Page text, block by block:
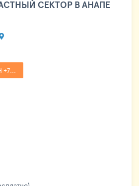
СЕКТОР В АНАПЕ